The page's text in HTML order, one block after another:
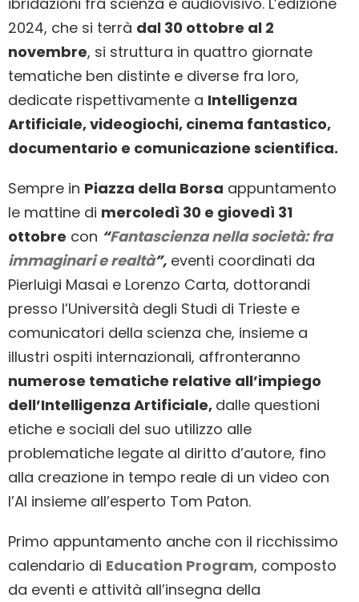
2024, che si terrà dal 30 ottobre al 2
novembre, si struttura in quattro giornate
tematiche ben distinte e diverse fra loro,
dedicate rispettivamente a Intelligenza
Artificiale, videogiochi, cinema fantastico,
documentario e comunicazione scientifica.
Sempre in Piazza della Borsa appuntamento
le mattine di mercoledì 30 e giovedì 31
ottobre con “Fantascienza nella società: fra
immaginari e realtà”, eventi coordinati da
Pierluigi Masai e Lorenzo Carta, dottorandi
presso l’Università degli Studi di Trieste e
comunicatori della scienza che, insieme a
illustri ospiti internazionali, affronteranno
numerose tematiche relative all’impiego
dell’Intelligenza Artificiale, dalle questioni
etiche e sociali del suo utilizzo alle
problematiche legate al diritto d’autore, fino
alla creazione in tempo reale di un video con
l’AI insieme all’esperto Tom Paton.
Primo appuntamento anche con il ricchissimo
calendario di Education Program, composto
da eventi e attività all’insegna della